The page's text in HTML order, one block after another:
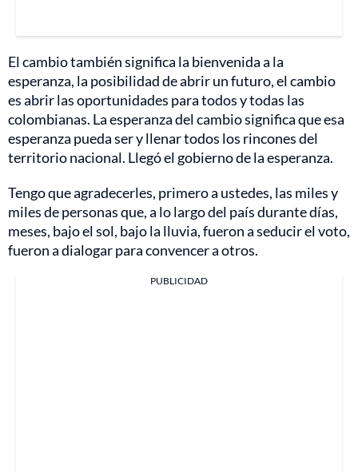
El cambio también significa la bienvenida a la
esperanza, la posibilidad de abrir un futuro, el cambio
es abrir las oportunidades para todos y todas las
colombianas. La esperanza del cambio significa que esa
esperanza pueda ser y llenar todos los rincones del
territorio nacional. Llegó el gobierno de la esperanza.
Tengo que agradecerles, primero a ustedes, las miles y
miles de personas que, a lo largo del país durante días,
meses, bajo el sol, bajo la lluvia, fueron a seducir el voto,
fueron a dialogar para convencer a otros.
PUBLICIDAD